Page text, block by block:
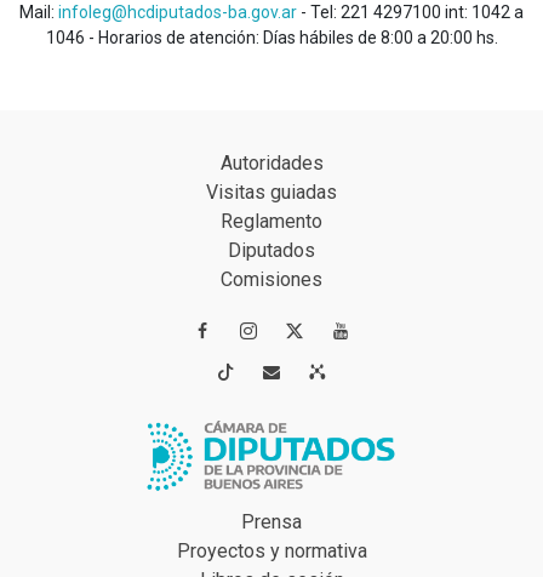
Mail: infoleg@hcdiputados-ba.gov.ar - Tel: 221 4297100 int: 1042 a
1046 - Horarios de atención: Días hábiles de 8:00 a 20:00 hs.
Autoridades
Visitas guiadas
Reglamento
Diputados
Comisiones
 
 
Prensa
Proyectos y normativa